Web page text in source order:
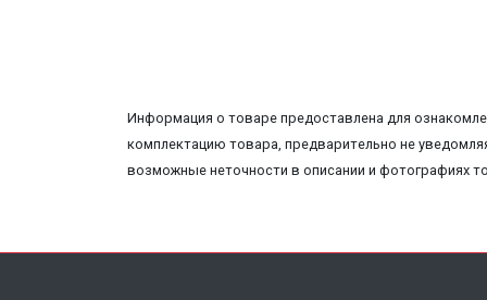
Информация о товаре предоставлена для
комплектацию товара, предварительно не
возможные неточности в описании и фотографиях